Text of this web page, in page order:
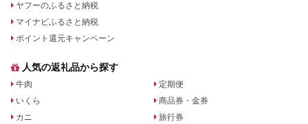
ヤフーのふるさと納税
マイナビふるさと納税
ポイント還元キャンペーン
人気の返礼品から探す
牛肉
いくら
カニ
定期便
商品券・金券
旅行券